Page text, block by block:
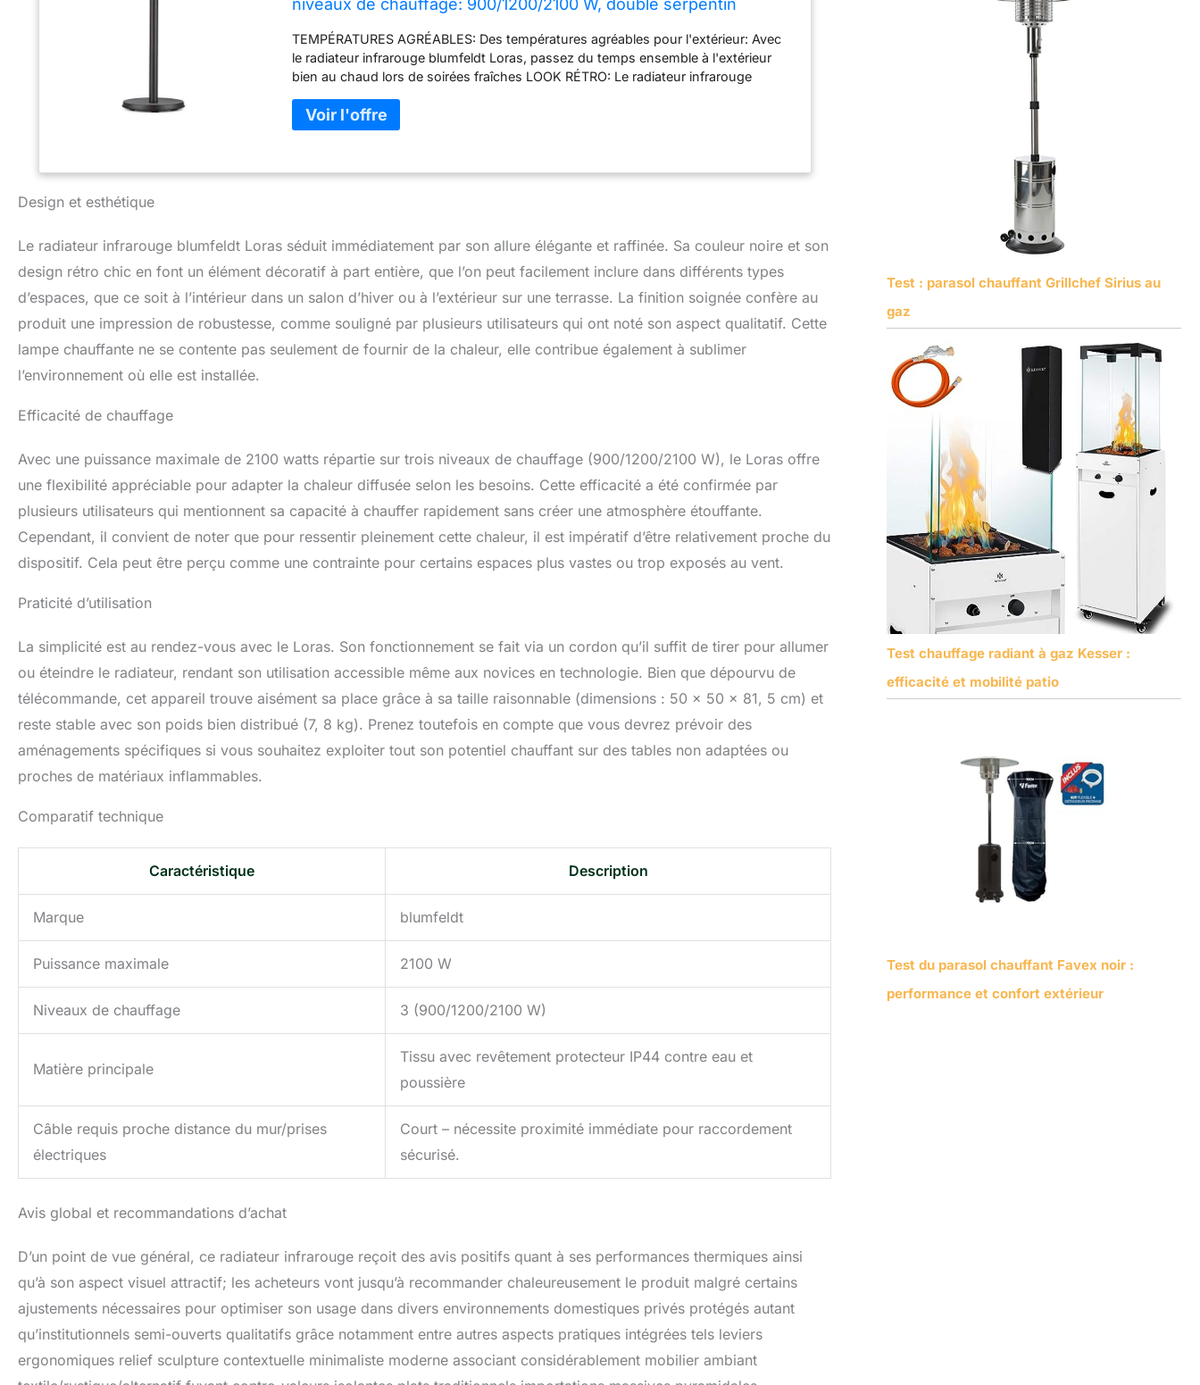
niveaux de chauffage: 900/1200/2100 W, double serpentin
TEMPÉRATURES AGRÉABLES: Des températures agréables pour l'extérieur: Avec
le radiateur infrarouge blumfeldt Loras, passez du temps ensemble à l'extérieur
bien au chaud lors de soirées fraîches LOOK RÉTRO: Le radiateur infrarouge
design attrayant au look rétro simple. PERFORMANT: Deux serpentins de
chauffage en carbone avec 3 niveaux de chauffage et une puissance de 2100 W
COMFORTHEAT: Grâce au système IR ComfortHeat, les objets et les personnes
contre les projections d'eau. Le radiateur est élégant, sobre et stable grâce à son
support d'environ 28 cm de diamètre
Design et esthétique
Le radiateur infrarouge blumfeldt Loras séduit immédiatement par son allure élégante et raffinée. Sa couleur noire et son
design rétro chic en font un élément décoratif à part entière, que l’on peut facilement inclure dans différents types
d’espaces, que ce soit à l’intérieur dans un salon d’hiver ou à l’extérieur sur une terrasse. La finition soignée confère au
produit une impression de robustesse, comme souligné par plusieurs utilisateurs qui ont noté son aspect qualitatif. Cette
lampe chauffante ne se contente pas seulement de fournir de la chaleur, elle contribue également à sublimer
l’environnement où elle est installée.
Efficacité de chauffage
Avec une puissance maximale de 2100 watts répartie sur trois niveaux de chauffage (900/1200/2100 W), le Loras offre
une flexibilité appréciable pour adapter la chaleur diffusée selon les besoins. Cette efficacité a été confirmée par
plusieurs utilisateurs qui mentionnent sa capacité à chauffer rapidement sans créer une atmosphère étouffante.
Cependant, il convient de noter que pour ressentir pleinement cette chaleur, il est impératif d’être relativement proche du
dispositif. Cela peut être perçu comme une contrainte pour certains espaces plus vastes ou trop exposés au vent.
Praticité d’utilisation
La simplicité est au rendez-vous avec le Loras. Son fonctionnement se fait via un cordon qu’il suffit de tirer pour allumer
ou éteindre le radiateur, rendant son utilisation accessible même aux novices en technologie. Bien que dépourvu de
télécommande, cet appareil trouve aisément sa place grâce à sa taille raisonnable (dimensions : 50 x 50 x 81, 5 cm) et
reste stable avec son poids bien distribué (7, 8 kg). Prenez toutefois en compte que vous devrez prévoir des
aménagements spécifiques si vous souhaitez exploiter tout son potentiel chauffant sur des tables non adaptées ou
proches de matériaux inflammables.
Comparatif technique
Caractéristique Description
Marque blumfeldt
Puissance maximale 2100 W
Niveaux de chauffage 3 (900/1200/2100 W)
Matière principale
Tissu avec revêtement protecteur IP44 contre eau et
poussière
Câble requis proche distance du mur/prises
électriques
Court – nécessite proximité immédiate pour raccordement
sécurisé.
Avis global et recommandations d’achat
D’un point de vue général, ce radiateur infrarouge reçoit des avis positifs quant à ses performances thermiques ainsi
qu’à son aspect visuel attractif; les acheteurs vont jusqu’à recommander chaleureusement le produit malgré certains
ajustements nécessaires pour optimiser son usage dans divers environnements domestiques privés protégés autant
qu’institutionnels semi-ouverts qualitatifs grâce notamment entre autres aspects pratiques intégrées tels leviers
ergonomiques relief sculpture contextuelle minimaliste moderne associant considérablement mobilier ambiant
Test : parasol chauffant Grillchef Sirius au
gaz
Test chauffage radiant à gaz Kesser :
efficacité et mobilité patio
Test du parasol chauffant Favex noir :
performance et confort extérieur